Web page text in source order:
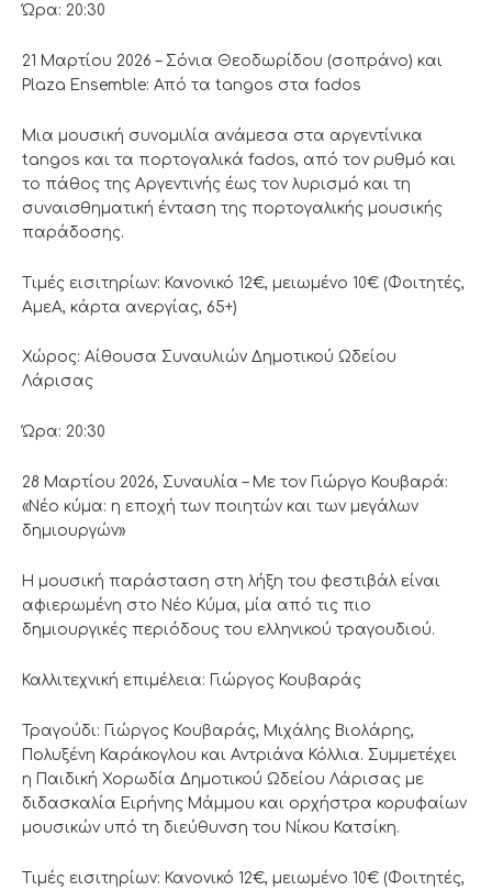
Ώρα: 20:30
21 Μαρτίου 2026 – Σόνια Θεοδωρίδου (σοπράνο) και
Plaza Ensemble: Από τα tangos στα fados
Μια μουσική συνομιλία ανάμεσα στα αργεντίνικα
tangos και τα πορτογαλικά fados, από τον ρυθμό και
το πάθος της Αργεντινής έως τον λυρισμό και τη
συναισθηματική ένταση της πορτογαλικής μουσικής
παράδοσης.
Τιμές εισιτηρίων: Κανονικό 12€, μειωμένο 10€ (Φοιτητές,
ΑμεΑ, κάρτα ανεργίας, 65+)
Χώρος: Αίθουσα Συναυλιών Δημοτικού Ωδείου
Λάρισας
Ώρα: 20:30
28 Μαρτίου 2026, Συναυλία – Με τον Γιώργο Κουβαρά:
«Νέο κύμα: η εποχή των ποιητών και των μεγάλων
δημιουργών»
Η μουσική παράσταση στη λήξη του φεστιβάλ είναι
αφιερωμένη στο Νέο Κύμα, μία από τις πιο
δημιουργικές περιόδους του ελληνικού τραγουδιού.
Καλλιτεχνική επιμέλεια: Γιώργος Κουβαράς
Τραγούδι: Γιώργος Κουβαράς, Μιχάλης Βιολάρης,
Πολυξένη Καράκογλου και Αντριάνα Κόλλια. Συμμετέχει
η Παιδική Χορωδία Δημοτικού Ωδείου Λάρισας με
διδασκαλία Ειρήνης Μάμμου και ορχήστρα κορυφαίων
μουσικών υπό τη διεύθυνση του Νίκου Κατσίκη.
Τιμές εισιτηρίων: Κανονικό 12€, μειωμένο 10€ (Φοιτητές,